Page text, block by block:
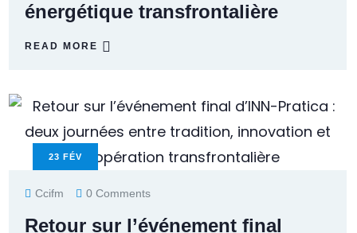
énergétique transfrontalière
READ MORE
23 FÉV
Ccifm 0 Comments
Retour sur l’événement final